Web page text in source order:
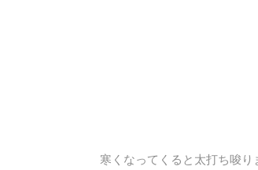
寒くなってくると太打ち唆